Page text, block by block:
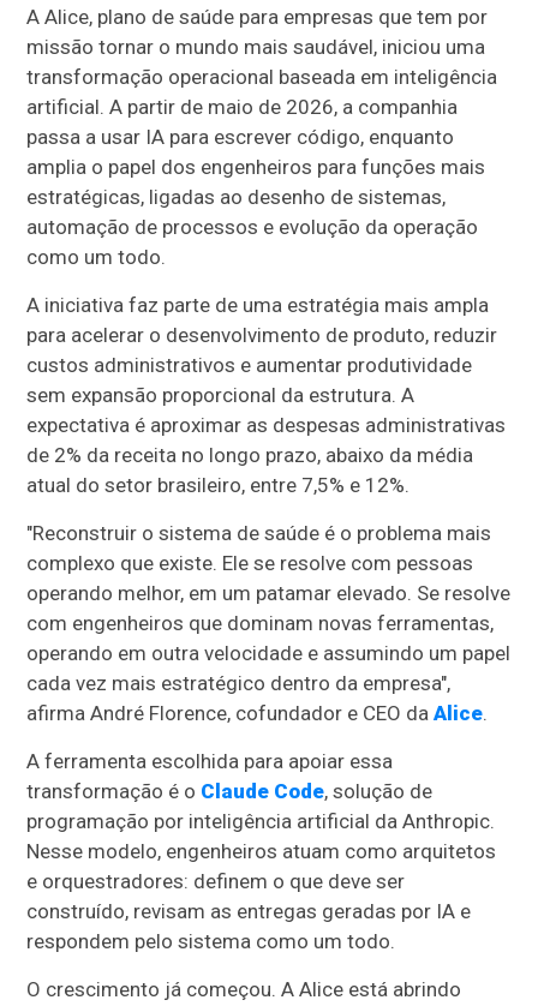
A Alice, plano de saúde para empresas que tem por
missão tornar o mundo mais saudável, iniciou uma
transformação operacional baseada em inteligência
artificial. A partir de maio de 2026, a companhia
passa a usar IA para escrever código, enquanto
amplia o papel dos engenheiros para funções mais
estratégicas, ligadas ao desenho de sistemas,
automação de processos e evolução da operação
como um todo.
A iniciativa faz parte de uma estratégia mais ampla
para acelerar o desenvolvimento de produto, reduzir
custos administrativos e aumentar produtividade
sem expansão proporcional da estrutura. A
expectativa é aproximar as despesas administrativas
de 2% da receita no longo prazo, abaixo da média
atual do setor brasileiro, entre 7,5% e 12%.
"Reconstruir o sistema de saúde é o problema mais
complexo que existe. Ele se resolve com pessoas
operando melhor, em um patamar elevado. Se resolve
com engenheiros que dominam novas ferramentas,
operando em outra velocidade e assumindo um papel
cada vez mais estratégico dentro da empresa",
afirma André Florence, cofundador e CEO daAlice.
A ferramenta escolhida para apoiar essa
transformação é o Claude Code, solução de
programação por inteligência artificial da Anthropic.
Nesse modelo, engenheiros atuam como arquitetos
e orquestradores: definem o que deve ser
construído, revisam as entregas geradas por IA e
respondem pelo sistema como um todo.
O crescimento já começou. A Alice está abrindo